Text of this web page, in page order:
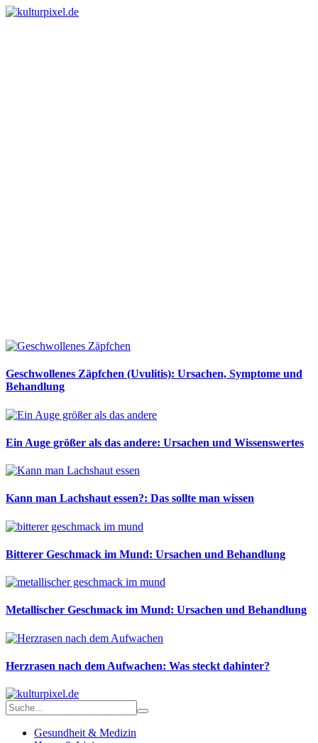
Geschwollenes Zäpfchen (Uvulitis): Ursachen, Symptome und
Behandlung
Ein Auge größer als das andere: Ursachen und Wissenswertes
Kann man Lachshaut essen?: Das sollte man wissen
Bitterer Geschmack im Mund: Ursachen und Behandlung
Metallischer Geschmack im Mund: Ursachen und Behandlung
Herzrasen nach dem Aufwachen: Was steckt dahinter?
Gesundheit & Medizin